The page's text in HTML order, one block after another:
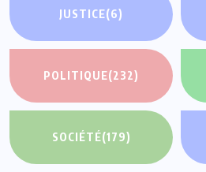
JUSTICE(6)
POLITIQUE(232)
SOCIÉTÉ(179)